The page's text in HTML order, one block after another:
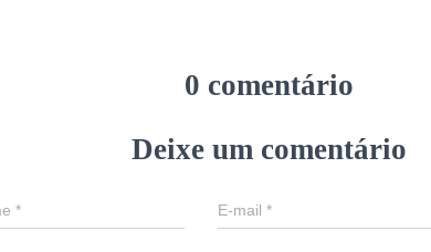
0 comentário
Deixe um comentário
* E-mail*